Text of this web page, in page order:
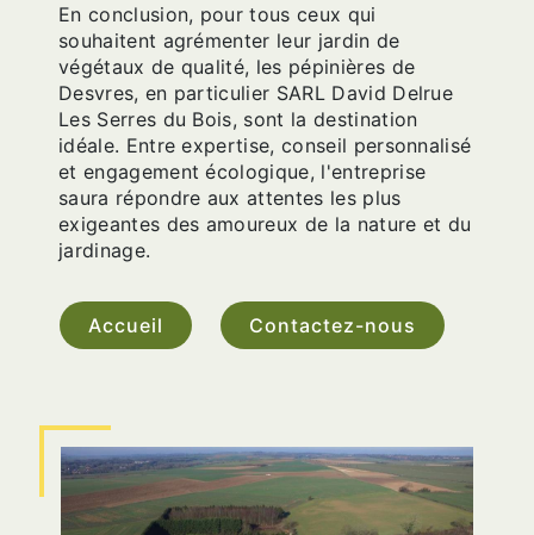
En conclusion, pour tous ceux qui
souhaitent agrémenter leur jardin de
végétaux de qualité, les pépinières de
Desvres, en particulier SARL David Delrue
Les Serres du Bois, sont la destination
idéale. Entre expertise, conseil personnalisé
et engagement écologique, l'entreprise
saura répondre aux attentes les plus
exigeantes des amoureux de la nature et du
jardinage.
Accueil Contactez-nous